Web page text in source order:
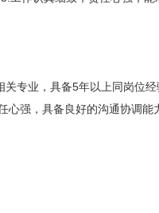
关专业，具备5年以上同岗
心强，具备良好的沟通协调